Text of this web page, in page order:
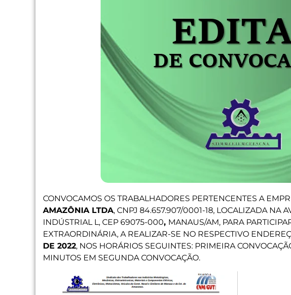
CONVOCAMOS OS TRABALHADORES PERTENCENTES A
AMAZÔNIA LTDA, CNPJ 84.657.907/0001-18, LOCALIZADA NA
INDÚSTRIAL L, CEP 69075-000, MANAUS/AM, PARA
EXTRAORDINÁRIA, A REALIZAR-SE NO RESPECTIVO
DE 2022, NOS HORÁRIOS SEGUINTES: PRIMEIRA
MINUTOS EM SEGUNDA CONVOCAÇÃO.